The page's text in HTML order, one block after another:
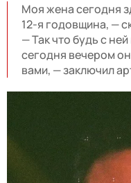
Моя жена сегодня
12-я годовщина, —
— Так что будь с
сегодня вечером
вами, — заключил